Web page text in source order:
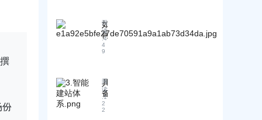
险
的
担
目
标
市
场
悉
客
户
例
！
售
题
解
决
后
如
何
找
到
B
客
户
阅
读
:4
4
9
具
备
多
站
阅
读
:1
2
2
份